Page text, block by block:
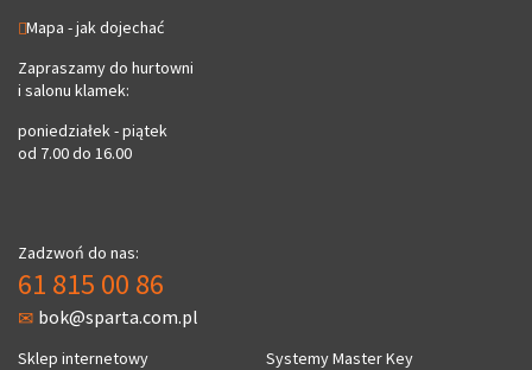
Mapa - jak dojechać
Zapraszamy do hurtowni
i salonu klamek:
poniedziałek - piątek
od 7.00 do 16.00
Zadzwoń do nas:
61 815 00 86
bok@sparta.com.pl
Sklep internetowy Systemy Master Key